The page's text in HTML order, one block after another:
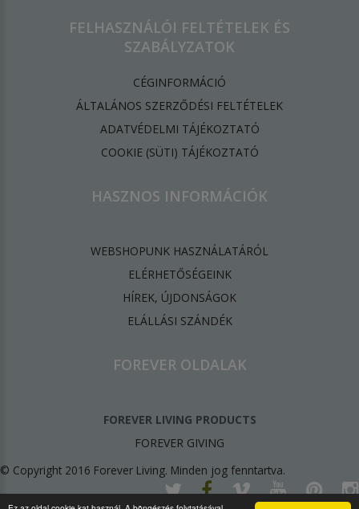
FELHASZNÁLÓI FELTÉTELEK ÉS
SZABÁLYZATOK
CÉGINFORMÁCIÓ
ÁLTALÁNOS SZERZŐDÉSI FELTÉTELEK
ADATVÉDELMI TÁJÉKOZTATÓ
​COOKIE (SÜTI) TÁJÉKOZTATÓ
HASZNOS INFORMÁCIÓK
WEBSHOPUNK HASZNÁLATÁRÓL
ELÉRHETŐSÉGEINK
HÍREK, ÚJDONSÁGOK
ELÁLLÁSI SZÁNDÉK
FOREVER OLDALAK
FOREVER LIVING PRODUCTS
FOREVER GIVING
© Copyright 2016 Forever Living. Minden jog fenntartva.